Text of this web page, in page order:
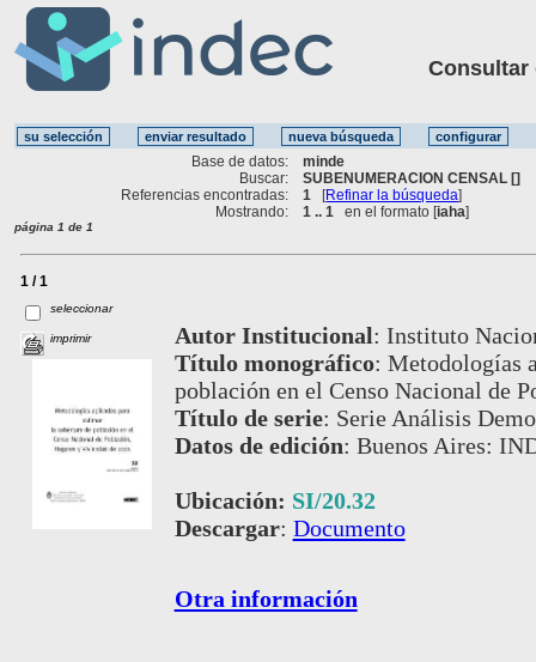
Consultar
Base de datos:
minde
Buscar:
SUBENUMERACION CENSAL []
Referencias encontradas:
1 [Refinar la búsqueda]
Mostrando:
1 .. 1 en el formato [iaha]
página 1 de 1
1 / 1
seleccionar
imprimir Autor Institucional: Instituto
Título monográfico: Metodologías
población en el Censo Nacional de
Título de serie: Serie Análisis
Datos de edición: Buenos Aires:
Ubicación: SI/20.32
Descargar: Documento
Otra información